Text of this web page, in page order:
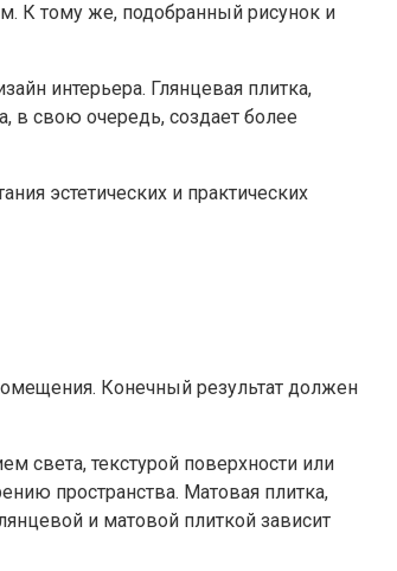
К тому же, подобранный рисунок и
интерьера. Глянцевая плитка,
в свою очередь, создает более
эстетических и практических
Конечный результат должен
света, текстурой поверхности или
пространства. Матовая плитка,
и матовой плиткой зависит